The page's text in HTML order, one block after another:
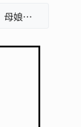
「息子が妊娠させた」母娘だまされ400万円詐欺被害 名張